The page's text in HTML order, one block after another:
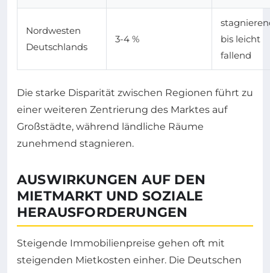
Nordwesten
Deutschlands
3-4 %
bis leicht
fallend
Die starke Disparität zwischen Regionen führt zu
einer weiteren Zentrierung des Marktes auf
Großstädte, während ländliche Räume
zunehmend stagnieren.
AUSWIRKUNGEN AUF DEN
MIETMARKT UND SOZIALE
HERAUSFORDERUNGEN
Steigende Immobilienpreise gehen oft mit
steigenden Mietkosten einher. Die Deutschen